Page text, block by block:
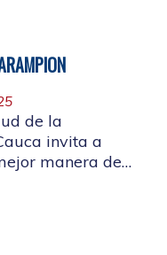
de la
invita a
manera de